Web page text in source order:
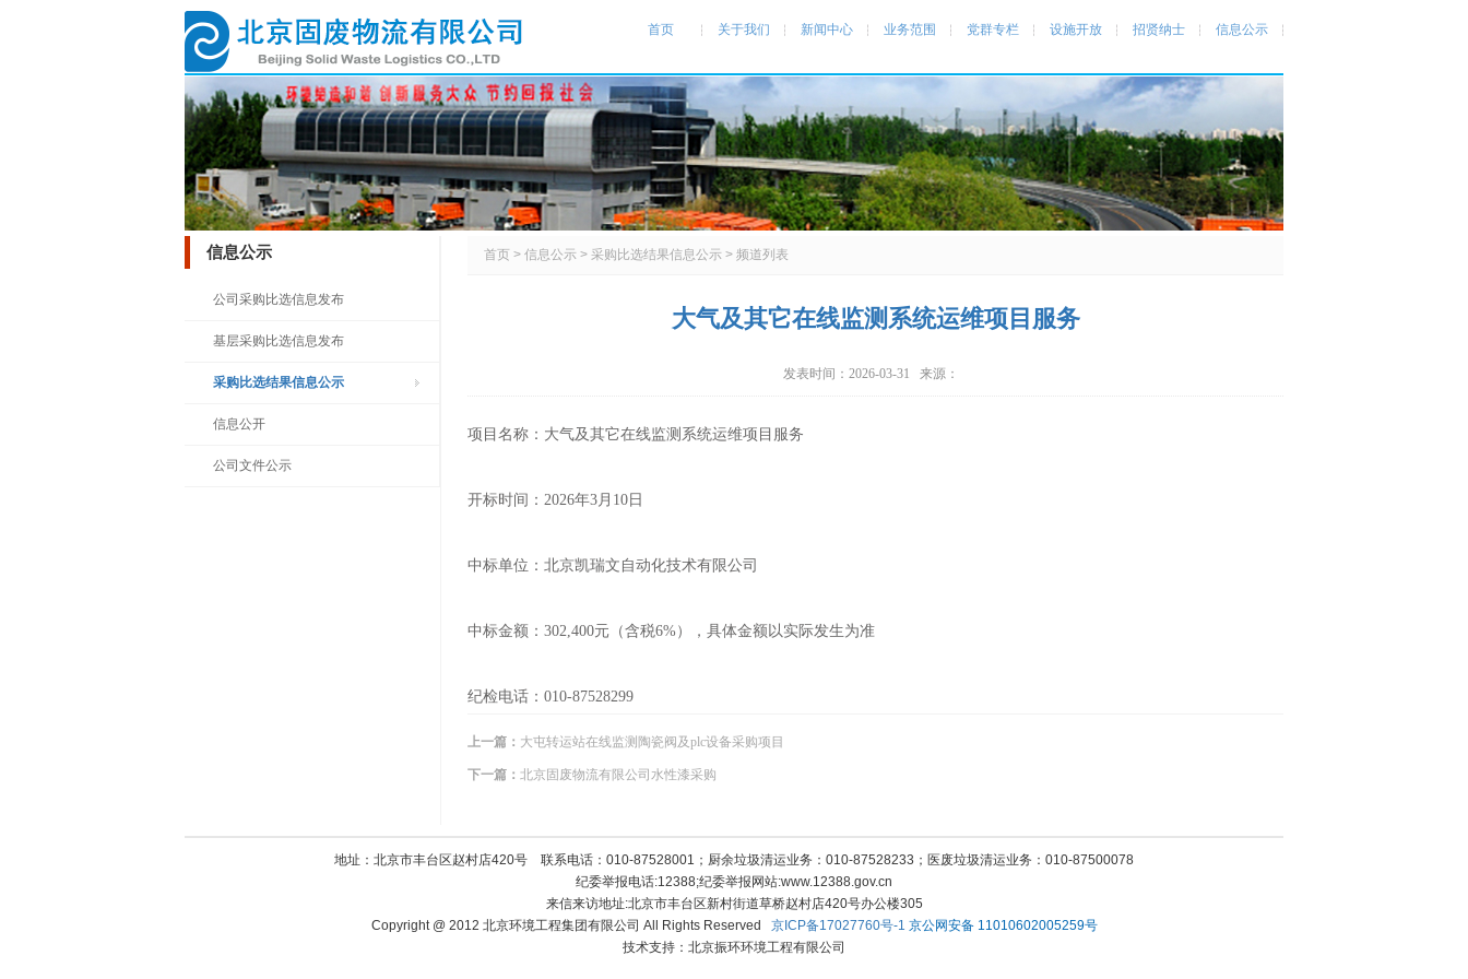
首页 关于我们 新闻中心 业务范围 党群专栏 设施开放 招贤纳士 信息公示
信息公示
公司采购比选信息发布
基层采购比选信息发布
采购比选结果信息公示
信息公开
公司文件公示
首页 > 信息公示 > 采购比选结果信息公示 > 频道列表
大气及其它在线监测系统运维项目服务
发表时间：2026-03-31 来源：
项目名称：大气及其它在线监测系统运维项目服务
开标时间：2026年3月10日
中标单位：北京凯瑞文自动化技术有限公司
中标金额：302,400元（含税6%）， 具体金额以实际发生为准
纪检电话：010-87528299
上一篇： 大屯转运站在线监测陶瓷阀及plc设备采购项目
下一篇： 北京固废物流有限公司水性漆采购
地址：北京市丰台区赵村店420号 联系电话：010-87528001；厨余垃圾清运业务：010-87528233；医废垃圾清运业务：010-87500078
纪委举报电话:12388;纪委举报网站:www.12388.gov.cn
来信来访地址:北京市丰台区新村街道草桥赵村店420号办公楼305
Copyright @ 2012 北京环境工程集团有限公司 All Rights Reserved
京ICP备17027760号-1 京公网安备 11010602005259号
技术支持：北京振环环境工程有限公司